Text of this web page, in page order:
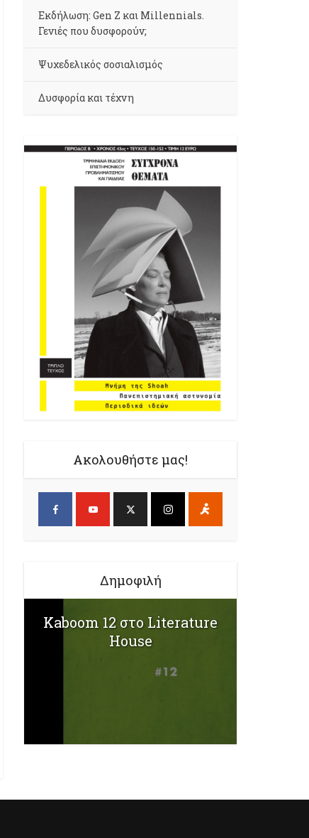
Εκδήλωση: Gen Z και Millennials.
Γενιές που δυσφορούν;
Ψυχεδελικός σοσιαλισμός
Δυσφορία και τέχνη
Ακολουθήστε μας!
Δημοφιλή
Kaboom 12 στο Literature
House